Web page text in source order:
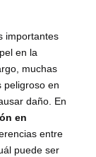
importantes
en la
muchas
peligroso en
daño. En
en
entre
puede ser